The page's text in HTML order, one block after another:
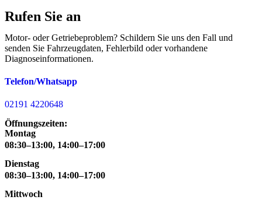
Rufen Sie an
Motor- oder Getriebeproblem? Schildern Sie uns den Fall und
senden Sie Fahrzeugdaten, Fehlerbild oder vorhandene
Diagnoseinformationen.
Telefon/Whatsapp
02191 4220648
Öffnungszeiten:
Montag
08:30–13:00, 14:00–17:00
Dienstag
08:30–13:00, 14:00–17:00
Mittwoch